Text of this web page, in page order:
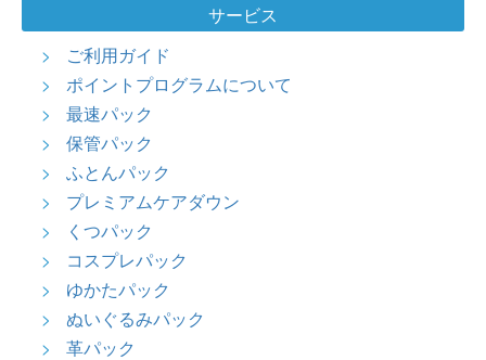
一部分のみ革を使用している製品も同様の料金となります。
・お届け予定日に関しましては、最短でも1.5か月程度お時間を頂い
ております。お品物によってはそれ以上のお時間を頂く場合もござ
いますので、期間に余裕を持ったご注文をお願いいたします。
・本コースに保管サービスはついておりません。
サービス
ご利用ガイド
ポイントプログラムについて
最速パック
保管パック
ふとんパック
プレミアムケアダウン
くつパック
コスプレパック
ゆかたパック
ぬいぐるみパック
革パック